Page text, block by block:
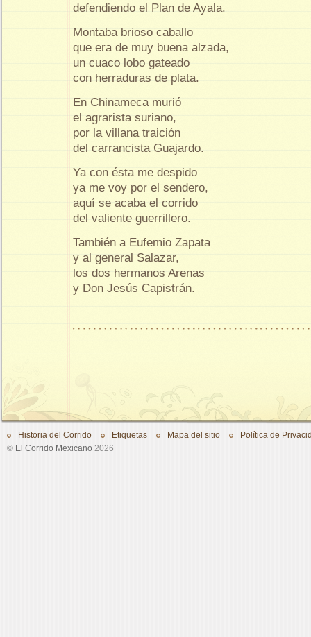
defendiendo el Plan de Ayala.
Montaba brioso caballo
que era de muy buena alzada,
un cuaco lobo gateado
con herraduras de plata.
En Chinameca murió
el agrarista suriano,
por la villana traición
del carrancista Guajardo.
Ya con ésta me despido
ya me voy por el sendero,
aquí se acaba el corrido
del valiente guerrillero.
También a Eufemio Zapata
y al general Salazar,
los dos hermanos Arenas
y Don Jesús Capistrán.
Historia del Corrido Etiquetas Mapa del sitio
Política de
© El Corrido Mexicano 2026